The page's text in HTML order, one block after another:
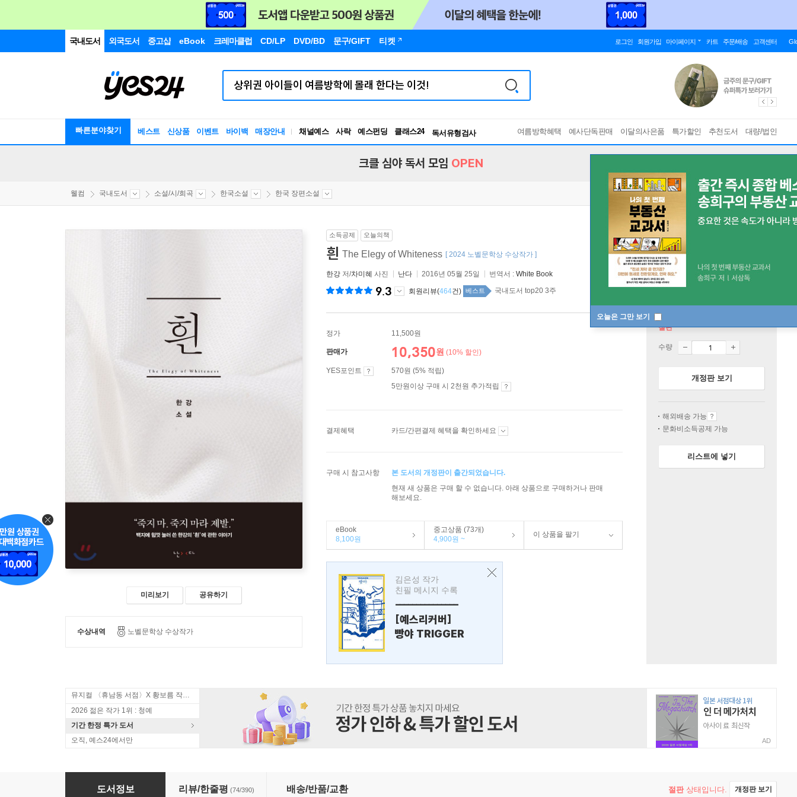
국내도서 외국도서 중고샵 eBook 크레마클럽 CD/LP DVD/BD 문구/GIFT 티켓 로그인 회원가입 마이페이지 카트 주문/배송 고객센터
빠른분야찾기 베스트 신상품 이벤트 바이백 매장안내 채널예스 사락 예스펀딩 클래스24
독서유형검사
RBTI Lab
여름방학혜택 예사단독판매 이달의사은품 특가할인 추천도서 대량/법인
오늘은 그만 보기
크클 심야 독서 모임 OPEN
웰컴 국내도서 소설/시/희곡 한국소설 한국 장편소설
미리보기 공유하기
수상내역 노벨문학상 수상작가
소득공제 오늘의책
흰 The Elegy of Whiteness [ 2024 노벨문학상 수상작가 ]
한강 저/차미혜 사진 난다 2016년 05월 25일 번역서 : White Book
9.3 회원리뷰(464건) 베스트 국내도서 top20 3주
정가 11,500원
판매가 10,350원 (10% 할인)
YES포인트
570원 (5% 적립)
5만원이상 구매 시 2천원 추가적립
결제혜택 카드/간편결제 혜택을 확인하세요
구매 시 참고사항
본 도서의 개정판이 출간되었습니다.
현재 새 상품은 구매 할 수 없습니다. 아래 상품으로 구매하거나 판매
해보세요.
eBook
8,100원
중고상품 (73개)
4,900원 ~
이 상품을 팔기
김은성 작가
친필 메시지 수록
---------------
[예스리커버]
빵야 TRIGGER
절판
수량
개정판 보기
해외배송 가능
문화비소득공제 가능
리스트에 넣기
뮤지컬 〈휴남동 서점〉X 황보름 작가 북토크
2026 젊은 작가 1위 : 청예
기간 한정 특가 도서
오직, 예스24에서만
AD
도서정보 리뷰/한줄평 (74/390) 배송/반품/교환 절판상태입니다. 개정판 보기